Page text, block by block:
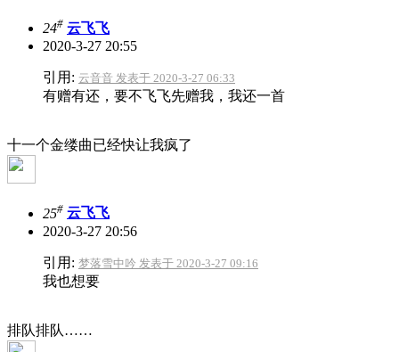
24# 云飞飞
2020-3-27 20:55
引用: 云音音 发表于 2020-3-27 06:33
有赠有还，要不飞飞先赠我，我还一首
十一个金缕曲已经快让我疯了
25# 云飞飞
2020-3-27 20:56
引用: 梦落雪中吟 发表于 2020-3-27 09:16
我也想要
排队排队……